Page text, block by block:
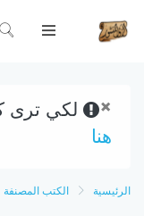
× لكي ترى
هنا
الرئيسية الكتب المصنفة